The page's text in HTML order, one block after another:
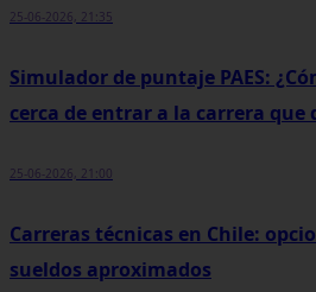
25-06-2026, 21:35
Simulador de puntaje PAES:
cerca de entrar a la carrera que
25-06-2026, 21:00
Carreras técnicas en Chile:
sueldos aproximados